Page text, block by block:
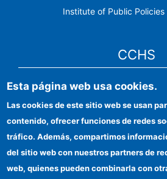
Institute of Public Policies
CCHS
CSIC Electronic
Institutional
Information for
FEDER funds
Esta página web usa cookies.
Las cookies de este sitio web se usan
contenido, ofrecer funciones de redes
tráfico. Además, compartimos
del sitio web con nuestros partners de
web, quienes pueden combinarla con